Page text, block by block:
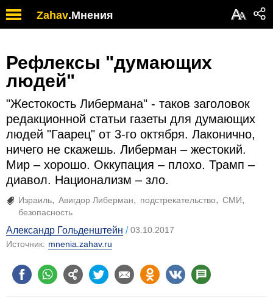
Zahav.Мнения АА
людей"
"Жестокость Либермана" - таков заголовок
редакционной статьи газеты для думающих
людей "Гаарец" от 3-го октября. Лаконично,
ничего не скажешь. Либерман – жестокий.
Мир – хорошо. Оккупация – плохо. Трамп –
диавол. Национализм – зло.
Израиль Авигдор Либерман подстрекательство
Александр Гольденштейн
Источник:
mnenia.zahav.ru